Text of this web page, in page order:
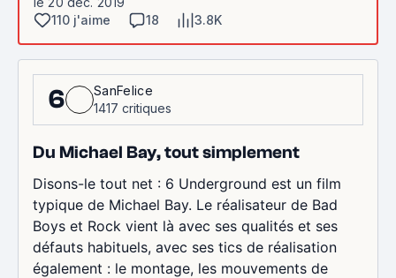
110 j'aime
18 3.8K
6
SanFelice
1417 critiques
Du Michael Bay, tout simplement
Disons-le tout net : 6 Underground est un film
typique de Michael Bay. Le réalisateur de Bad
Boys et Rock vient là avec ses qualités et ses
défauts habituels, avec ses tics de réalisation
également : le montage, les mouvements de